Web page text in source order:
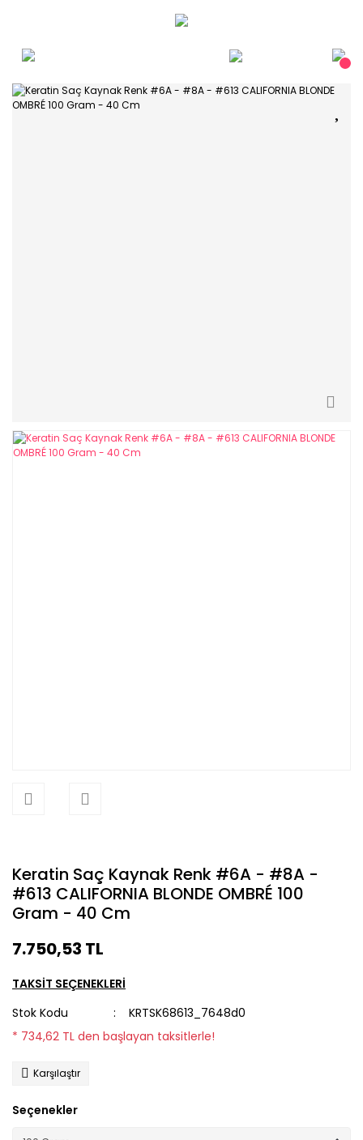
Keratin Saç Kaynak Renk #6A - #8A -
#613 CALIFORNIA BLONDE OMBRÉ 100
Gram - 40 Cm
7.750,53 TL
TAKSİT SEÇENEKLERİ
Stok Kodu
KRTSK68613_7648d0
* 734,62 TL den başlayan taksitlerle!
Karşılaştır
Seçenekler